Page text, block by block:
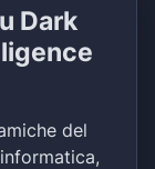
Dark
del